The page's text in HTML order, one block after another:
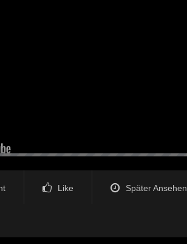
Like Später Ansehen